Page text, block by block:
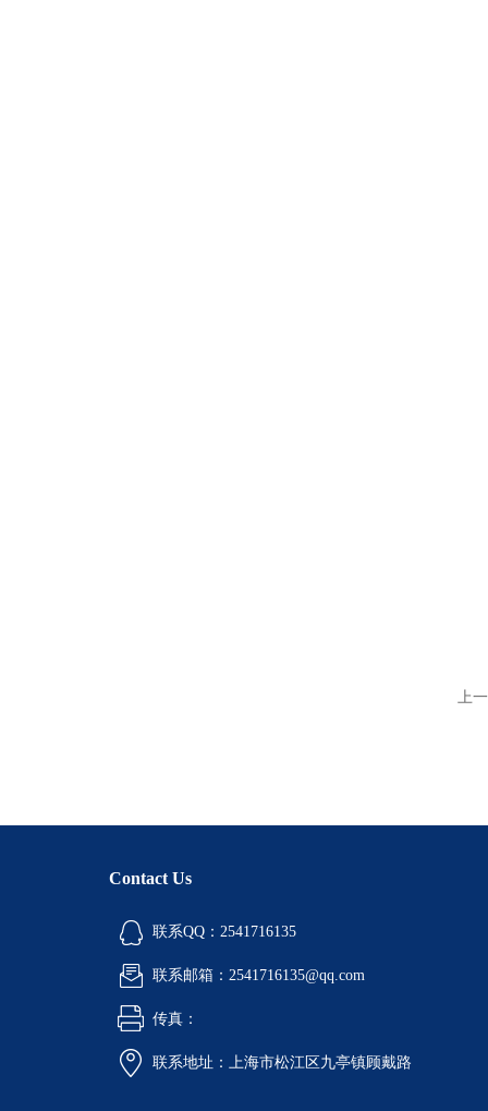
上
Contact Us
联系QQ：2541716135
联系邮箱：2541716135@qq.com
传真：
联系地址：上海市松江区九亭镇顾戴路